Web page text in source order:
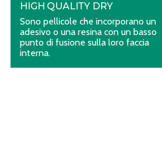
HIGH QUALITY DRY
Sono pellicole che incorporano un
adesivo o una resina con un basso
punto di fusione sulla loro faccia
interna.